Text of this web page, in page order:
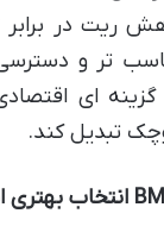
ریت در
تر و
ای
تبدیل کند.